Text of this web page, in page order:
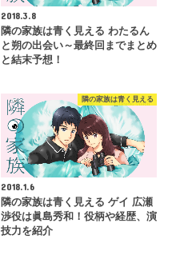
2018.3.8
隣の家族は青く見える わたるん
と朔の出会い～最終回までまとめ
と結末予想！
隣の家族は青く見える
2018.1.6
隣の家族は青く見える ゲイ 広瀬
渉役は眞島秀和！役柄や経歴、演
技力を紹介